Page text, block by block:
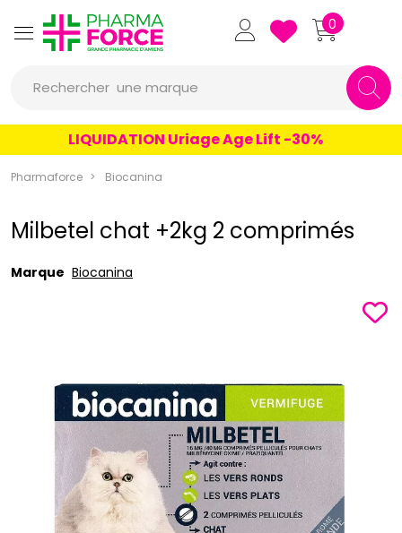
Pharmaforce Grande Pharmacie
0
Rechercher une marque
un produit
LIQUIDATION Uriage Age Lift -30%
Pharmaforce Biocanina
Milbetel chat +2kg 2 comprimés
Marque Biocanina